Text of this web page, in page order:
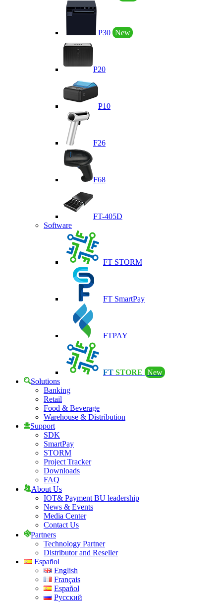
P30 New
P20
P10
F26
F68
FT-405D
Software
FT STORM
FT SmartPay
FTPAY
FT STORE New
Solutions
Banking
Retail
Food & Beverage
Warehouse & Distribution
Support
SDK
SmartPay
STORM
Project Tracker
Downloads
FAQ
About Us
IOT& Payment BU leadership
News & Events
Media Center
Contact Us
Partners
Technology Partner
Distributor and Reseller
Español
English
Français
Español
Русский